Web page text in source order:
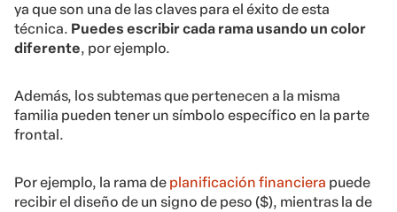
ya que son una de las claves para el éxito de esta
técnica. Puedes escribir cada rama usando un color
diferente, por ejemplo.
Además, los subtemas que pertenecen a la misma
familia pueden tener un símbolo específico en la parte
frontal.
Por ejemplo, la rama de planificación financiera puede
recibir el diseño de un signo de peso ($), mientras la de